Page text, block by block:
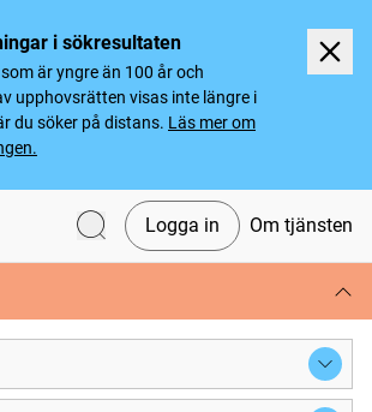
i sökresultaten
är yngre än 100 år och
upphovsrätten visas inte längre i
du söker på distans. Läs mer om
Logga in Om tjänsten